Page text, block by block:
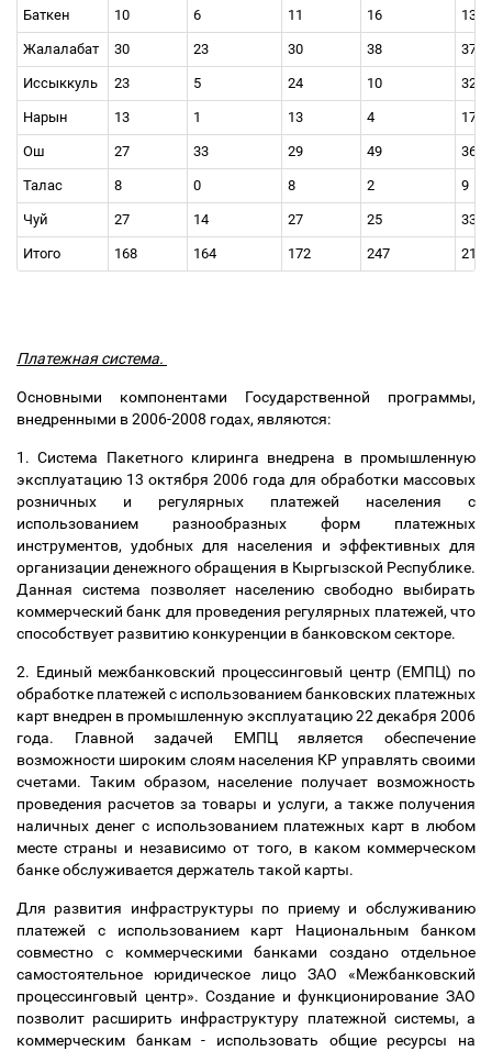
Баткен 10 6 11 16 13
Жалалабат 30 23 30 38 37
Иссыккуль 23 5 24 10 32
Нарын 13 1 13 4 17
Ош 27 33 29 49 36
Талас 8 0 8 2 9
Чуй 27 14 27 25 33
Итого 168 164 172 247 215
Платежная система.
Основными компонентами Государственной программы,
внедренными в 2006-2008 годах, являются:
1. Система Пакетного клиринга внедрена в промышленную
эксплуатацию 13 октября 2006 года для обработки массовых
розничных и регулярных платежей населения с
использованием разнообразных форм платежных
инструментов, удобных для населения и эффективных для
организации денежного обращения в Кыргызской Республике.
Данная система позволяет населению свободно выбирать
коммерческий банк для проведения регулярных платежей, что
способствует развитию конкуренции в банковском секторе.
2. Единый межбанковский процессинговый центр (ЕМПЦ) по
обработке платежей с использованием банковских платежных
карт внедрен в промышленную эксплуатацию 22 декабря 2006
года. Главной задачей ЕМПЦ является обеспечение
возможности широким слоям населения КР управлять своими
счетами. Таким образом, население получает возможность
проведения расчетов за товары и услуги, а также получения
наличных денег с использованием платежных карт в любом
месте страны и независимо от того, в каком коммерческом
банке обслуживается держатель такой карты.
Для развития инфраструктуры по приему и обслуживанию
платежей с использованием карт Национальным банком
совместно с коммерческими банками создано отдельное
самостоятельное юридическое лицо ЗАО «Межбанковский
процессинговый центр». Создание и функционирование ЗАО
позволит расширить инфраструктуру платежной системы, а
коммерческим банкам - использовать общие ресурсы на